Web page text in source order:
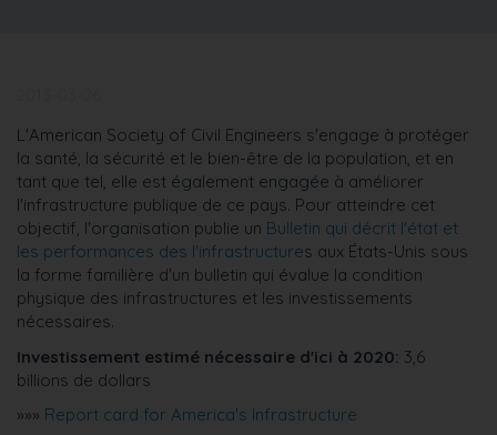
L'American Society of Civil Engineers s'engage à protéger
la santé, la sécurité et le bien-être de la population, et en
tant que tel, elle est également engagée à améliorer
l'infrastructure publique de ce pays. Pour atteindre cet
objectif, l'organisation publie un Bulletin qui décrit l'état et
les performances des l'infrastructures aux États-Unis sous
la forme familière d'un bulletin qui évalue la condition
physique des infrastructures et les investissements
nécessaires.
Investissement estimé nécessaire d'ici à 2020: 3,6
billions de dollars
»»» Report card for America's Infrastructure